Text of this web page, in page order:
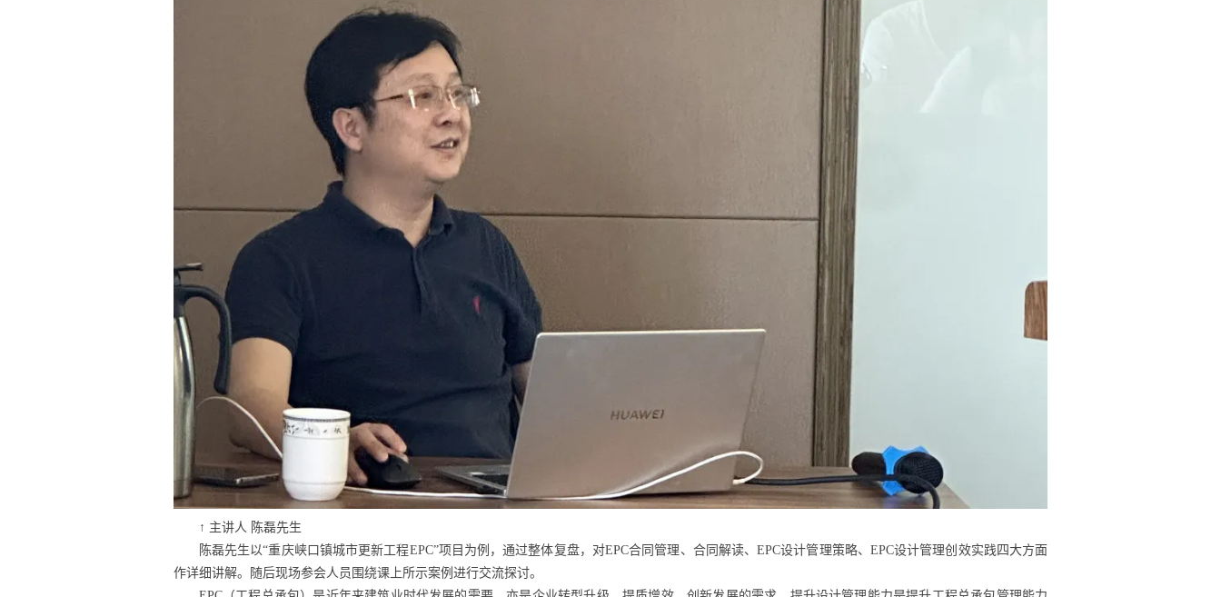
↑ 主讲人 陈磊先生
陈磊先生以“重庆峡口镇城市更新工程EPC”项目为例，通过整体复盘，对EPC合同管理、合同解读、EPC设计管理策略、EPC设计管理创效实践四大方面
作详细讲解。随后现场参会人员围绕课上所示案例进行交流探讨。